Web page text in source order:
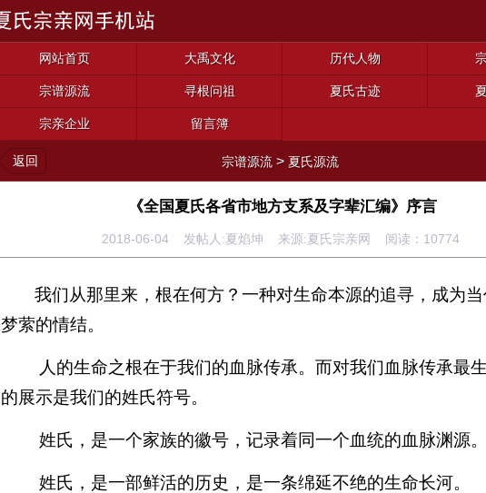
网站首页 大禹文化 历代人物
宗谱源流 寻根问祖 夏氏古迹
宗亲企业 留言簿
返回 宗谱源流 > 夏氏源流
《全国夏氏各省市地方支系及字辈汇编》序言
2018-06-04 发帖人:夏焰坤 来源:夏氏宗亲网 阅读： 10774
我们从那里来，根在何方？一种对生命本源的追寻，成为
梦萦的情结。
人的生命之根在于我们的血脉传承。而对我们血脉传承最
的展示是我们的姓氏符号。
姓氏，是一个家族的徽号，记录着同一个血统的血脉渊源
姓氏，是一部鲜活的历史，是一条绵延不绝的生命长河。